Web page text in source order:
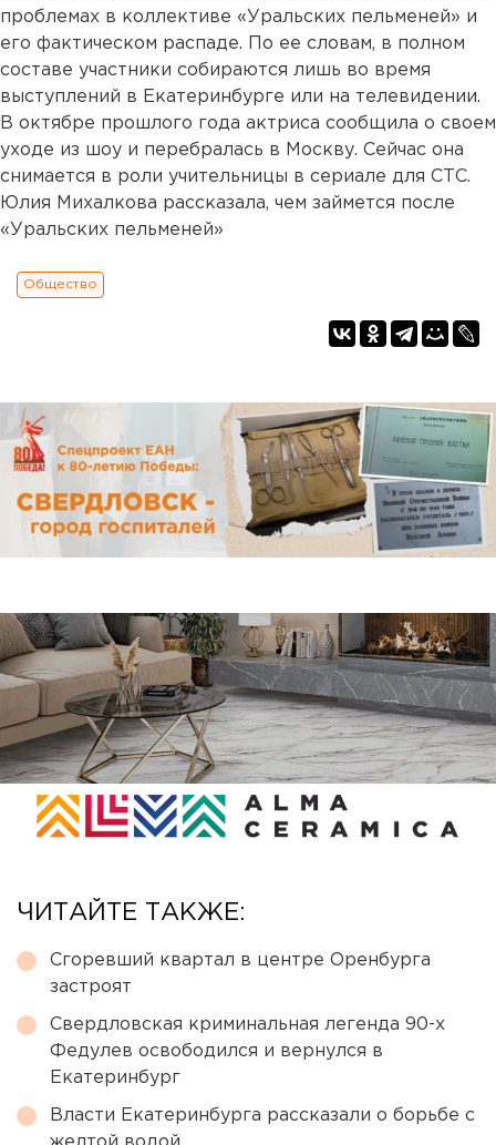
проблемах в коллективе «Уральских пельменей» и
его фактическом распаде. По ее словам, в полном
составе участники собираются лишь во время
выступлений в Екатеринбурге или на телевидении.
В октябре прошлого года актриса сообщила о своем
уходе из шоу и перебралась в Москву. Сейчас она
снимается в роли учительницы в сериале для СТС.
Юлия Михалкова рассказала, чем займется после
«Уральских пельменей»
Общество
ЧИТАЙТЕ ТАКЖЕ:
Сгоревший квартал в центре Оренбурга
застроят
Свердловская криминальная легенда 90-х
Федулев освободился и вернулся в
Екатеринбург
Власти Екатеринбурга рассказали о борьбе с